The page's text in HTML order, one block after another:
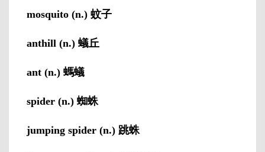
mosquito (n.) 蚊子
anthill (n.) 蟻丘
ant (n.) 螞蟻
spider (n.) 蜘蛛
jumping spider (n.) 跳蛛